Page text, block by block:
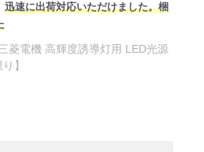
迅速に出荷対応いただけました。梱
菱電機 高輝度誘導灯用 LED光源
】